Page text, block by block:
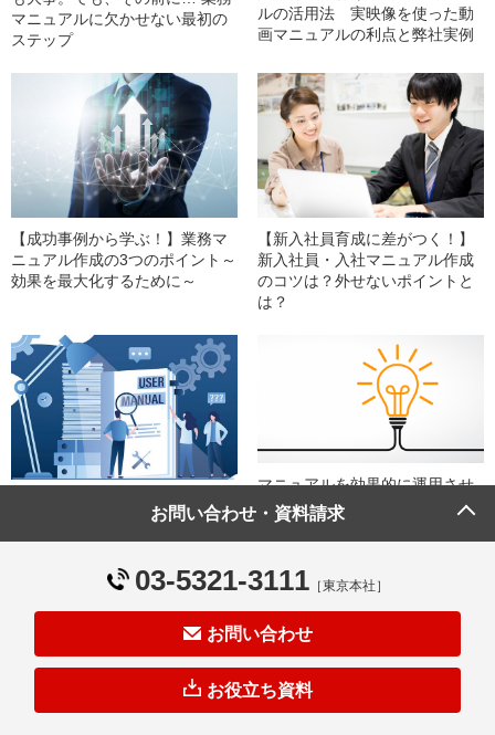
マニュアルに欠かせない最初の
ステップ
ルの活用法 実映像を使った動
画マニュアルの利点と弊社実例
【成功事例から学ぶ！】業務マ
ニュアル作成の3つのポイント～
効果を最大化するために～
【新入社員育成に差がつく！】
新入社員・入社マニュアル作成
のコツは？外せないポイントと
は？
【現場担当者が解説！】見やす
い業務マニュアルを作るための3
つのポイント
マニュアルを効果的に運用させ
る管理方法とは
お問い合わせ・資料請求
03-5321-3111［東京本社］
お問い合わせ
お役立ち資料